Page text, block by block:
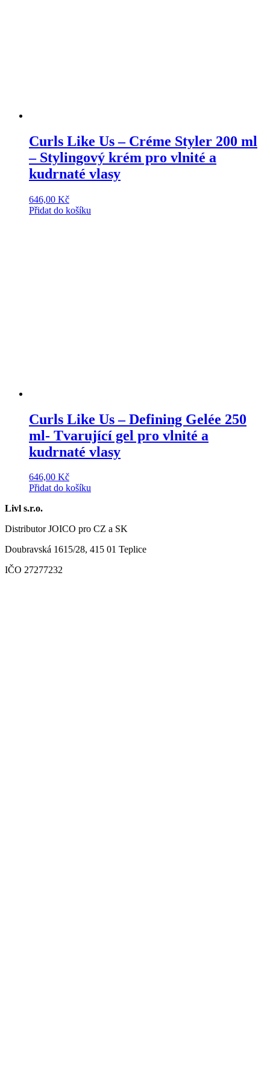
Curls Like Us – Créme Styler 200 ml
– Stylingový krém pro vlnité a
kudrnaté vlasy
646,00 Kč
Přidat do košíku
Curls Like Us – Defining Gelée 250
ml- Tvarující gel pro vlnité a
kudrnaté vlasy
646,00 Kč
Přidat do košíku
Livl s.r.o.
Distributor JOICO pro CZ a SK
Doubravská 1615/28, 415 01 Teplice
IČO 27277232